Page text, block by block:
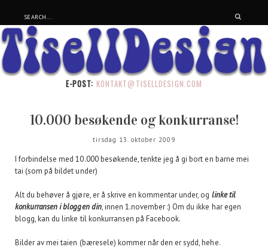
E-POST: KONTAKT@TISELLDESIGN.COM
10.000 besøkende og konkurranse!
tirsdag 13. oktober 2009
I forbindelse med 10.000 besøkende, tenkte jeg å gi bort en barne mei
tai (som på bildet under)
Alt du behøver å gjøre, er å skrive en kommentar under, og linke til
konkurransen i bloggen din, innen 1.november :) Om du ikke har egen
blogg, kan du linke til konkurransen på Facebook.
Bilder av mei taien (bæresele) kommer når den er sydd, hehe.